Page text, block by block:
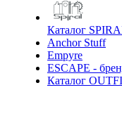
Каталог
Anchor Stuff
Empyre
ESCAPE -
Каталог